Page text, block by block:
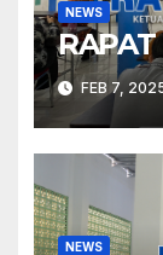
NEWS
FEB 7,
NEWS